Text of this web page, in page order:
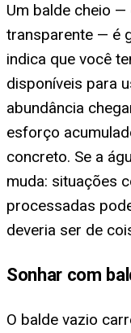
Um balde cheio
transparente — é
indica que você
disponíveis para
abundância
esforço
concreto. Se a
muda: situações
processadas
deveria ser de
Sonhar com
O balde vazio